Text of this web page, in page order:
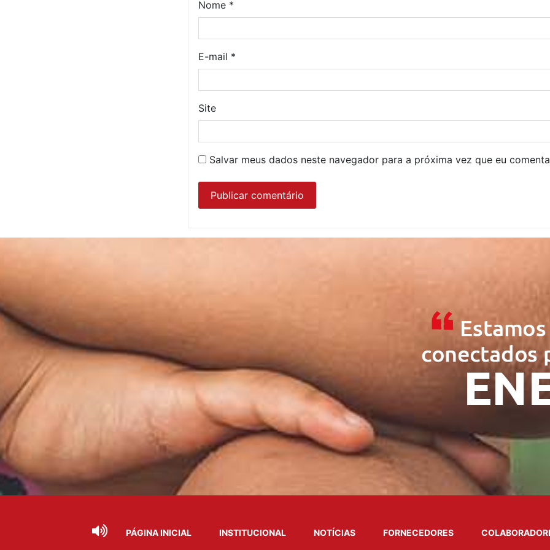
Nome *
E-mail *
Site
Salvar meus dados neste navegador para a próxima vez que eu
PÁGINA INICIAL INSTITUCIONAL NOTÍCIAS FORNECEDORES